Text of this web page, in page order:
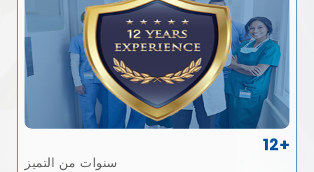
12+
سنوات من التميز